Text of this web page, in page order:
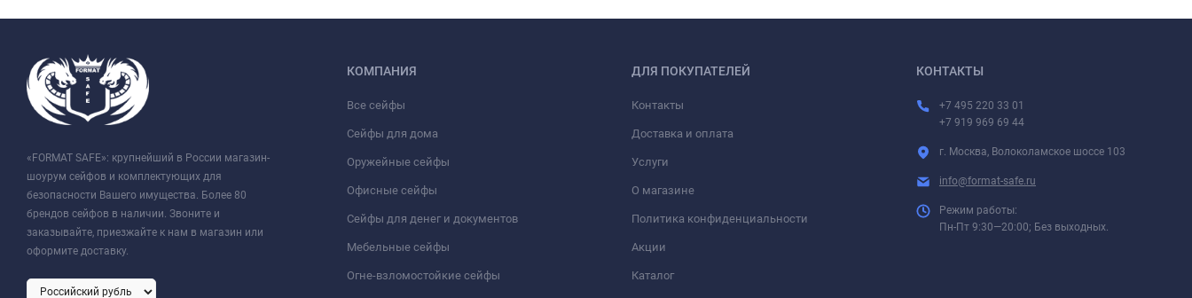
«FORMAT SAFE»: крупнейший в России магазин-
шоурум сейфов и комплектующих для
безопасности Вашего имущества. Более 80
брендов сейфов в наличии. Звоните и
заказывайте, приезжайте к нам в магазин или
оформите доставку.
КОМПАНИЯ
Все сейфы
Сейфы для дома
Оружейные сейфы
Офисные сейфы
Сейфы для денег и документов
Мебельные сейфы
Огне-взломостойкие сейфы
ДЛЯ ПОКУПАТЕЛЕЙ
Контакты
Доставка и оплата
Услуги
О магазине
Политика конфиденциальности
Акции
Каталог
КОНТАКТЫ
+7 495 220 33 01
+7 919 969 69 44
г. Москва, Волоколамское шоссе 103
info@format-safe.ru
Режим работы:
Пн-Пт 9:30—20:00; Без выходных.